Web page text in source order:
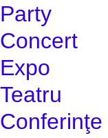
Party
Concert
Expo
Teatru
Conferinţe